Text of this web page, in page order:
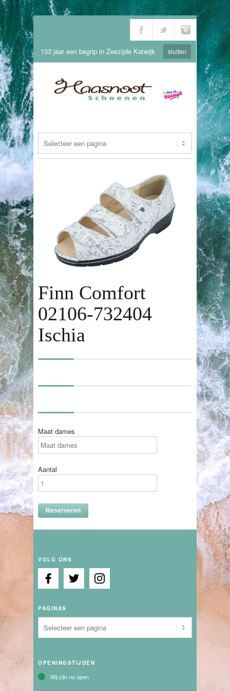
133 jaar een begrip in Zeezijde Katwijk sluiten
Finn Comfort
02106-732404
Ischia
Maat dames
Aantal
VOLG ONS
PAGINAS
OPENINGSTIJDEN
Wij zijn nu open